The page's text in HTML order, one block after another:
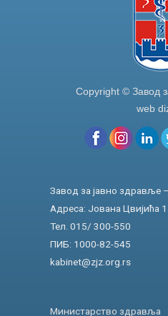
Copyright © Завод
web
Завод за јавно здравље
Адреса: Јована Цвијића 1
Тел. 015/ 300-550
ПИБ: 1000-82-545
kabinet@zjz.org.rs
Министарство здравља